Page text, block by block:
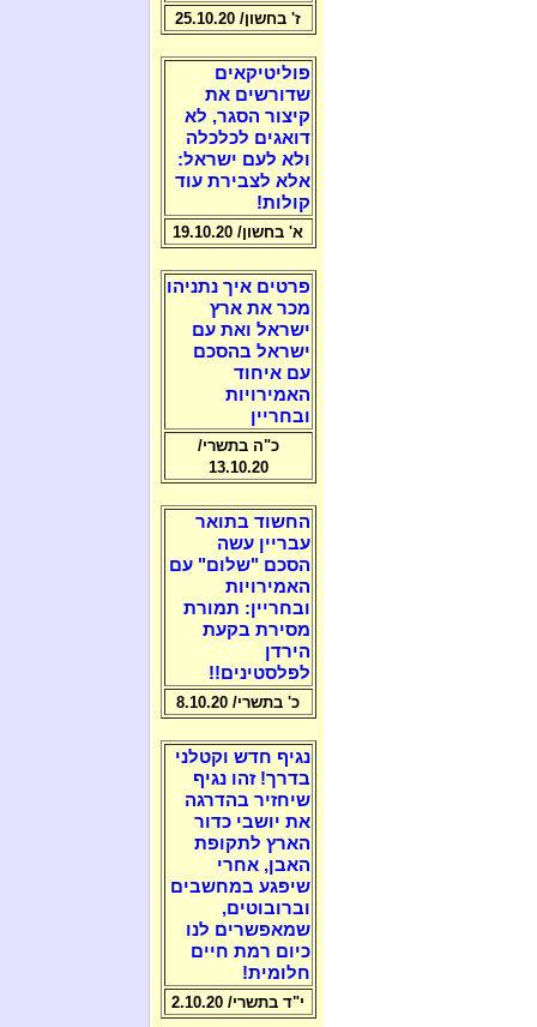
ז' בחשון/ 25.10.20
פוליטיקאים
שדורשים את
קיצור הסגר, לא
דואגים לכלכלה
ולא לעם ישראל:
אלא לצבירת עוד
קולות!
א' בחשון/ 19.10.20
פרטים איך נתניהו
מכר את ארץ
ישראל ואת עם
ישראל בהסכם
עם איחוד
האמירויות
ובחריין
כ"ה בתשרי/
13.10.20
החשוד בתואר
עבריין עשה
הסכם "שלום" עם
האמירויות
ובחריין: תמורת
מסירת בקעת
הירדן
לפלסטינים!!
כ' בתשרי/ 8.10.20
נגיף חדש וקטלני
בדרך! זהו נגיף
שיחזיר בהדרגה
את יושבי כדור
הארץ לתקופת
האבן, אחרי
שיפגע במחשבים
וברובוטים,
שמאפשרים לנו
כיום רמת חיים
חלומית!
י"ד בתשרי/ 2.10.20